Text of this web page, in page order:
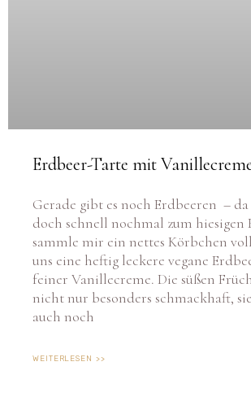
Erdbeer-Tarte mit
Gerade gibt es noch Erdbeeren –
doch schnell nochmal zum hiesigen
sammle mir ein nettes Körbchen
uns eine heftig leckere vegane
feiner Vanillecreme. Die süßen
nicht nur besonders schmackhaft,
auch noch
WEITERLESEN >>